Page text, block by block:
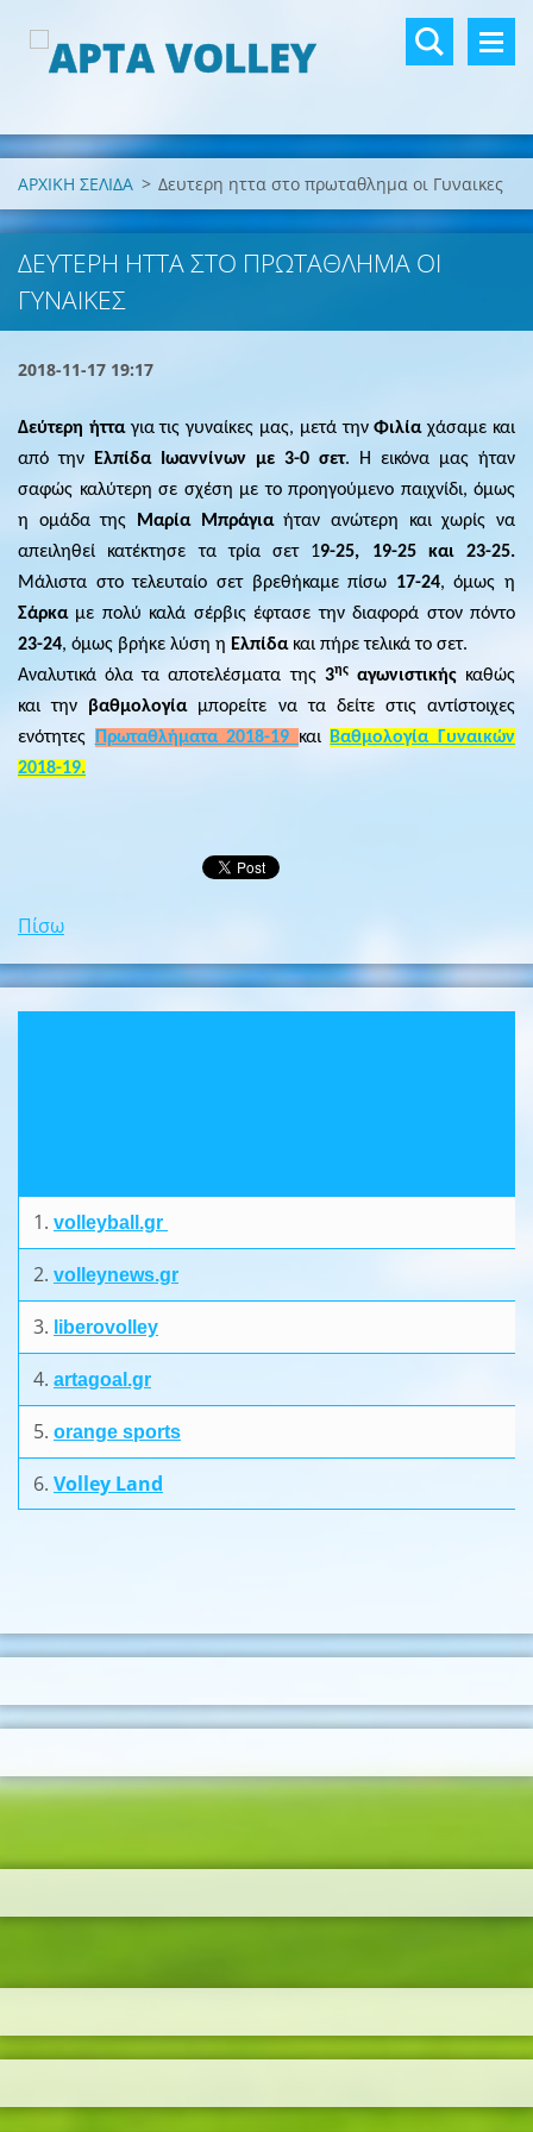
ΑΡΧΙΚΗ ΣΕΛΙΔΑ > Δευτερη ηττα στο πρωταθλημα οι Γυναικες
ΔΕΥΤΕΡΗ ΗΤΤΑ ΣΤΟ ΠΡΩΤΑΘΛΗΜΑ ΟΙ
ΓΥΝΑΙΚΕΣ
2018-11-17 19:17
Δεύτερη ήττα για τις γυναίκες μας, μετά τηνΦιλίαχάσαμε και
από την
Ελπίδα Ιωαννίνων με 3-0 σετ. Η εικόνα μας ήταν
σαφώς καλύτερη σε σχέση με το προηγούμενο παιχνίδι, όμως
η ομάδα της
Μαρία Μπράγιαήταν ανώτερη και χωρίς να
απειληθεί κατέκτησε τα τρία σετ 19-25, 19-25 και 23-25.
Μάλιστα στο τελευταίο σετ βρεθήκαμε πίσω 17-24, όμως η
Σάρκαμε πολύ καλά σέρβις έφτασε την διαφορά στον πόντο
23-24, όμως βρήκε λύση η Ελπίδα και πήρε τελικά το σετ.
Αναλυτικά όλα τα αποτελέσματα της 3ηςαγωνιστικήςκαθώς
και την βαθμολογίαμπορείτε να τα δείτε στις αντίστοιχες
ενότητες
Πρωταθλήματα 2018-19 και
Βαθμολογία Γυναικών
2018-19.
Πίσω
1. volleyball.gr
2. volleynews.gr
3. liberovolley
4. artagoal.gr
5. orange sports
6. Volley Land